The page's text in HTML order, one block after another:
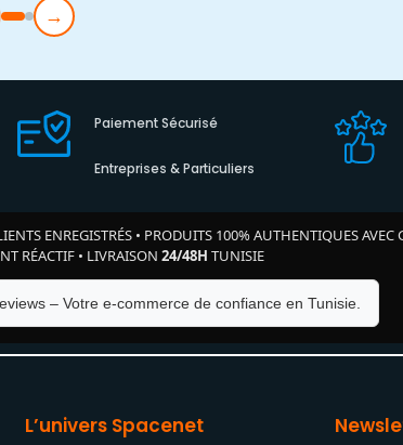
→
Paiement Sécurisé
Entreprises & Particuliers
ENREGISTRÉS• PRODUITS 100% AUTHENTIQUES AVEC
RÉACTIF • LIVRAISON 24/48H TUNISIE
– Votre e-commerce de confiance en Tunisie.
L’univers Spacenet